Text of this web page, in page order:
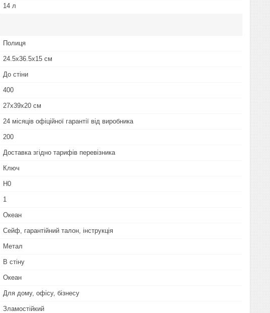
14 л
Полиця
24.5х36.5х15 см
До стіни
400
27х39х20 см
24 місяців офіційної гарантії від виробника
200
Доставка згідно тарифів перевізника
Ключ
Н0
1
Океан
Сейф, гарантійний талон, інструкція
Метал
В стіну
Океан
Для дому, офісу, бізнесу
Зламостійкий